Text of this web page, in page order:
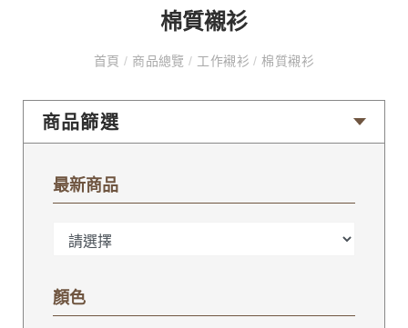
棉質襯衫
首頁/ 商品總覽/ 工作襯衫/ 棉質襯衫
商品篩選
最新商品
顏色